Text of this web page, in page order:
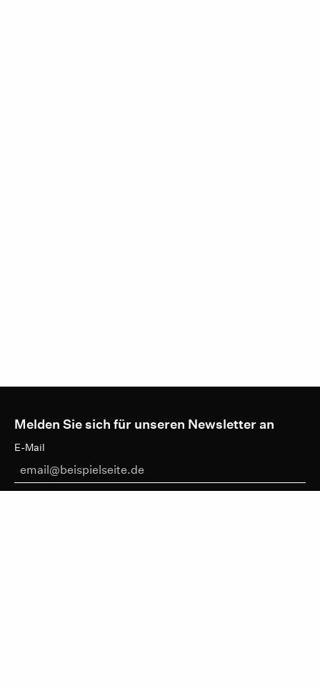
Melden Sie sich für unseren Newsletter an
E-Mail